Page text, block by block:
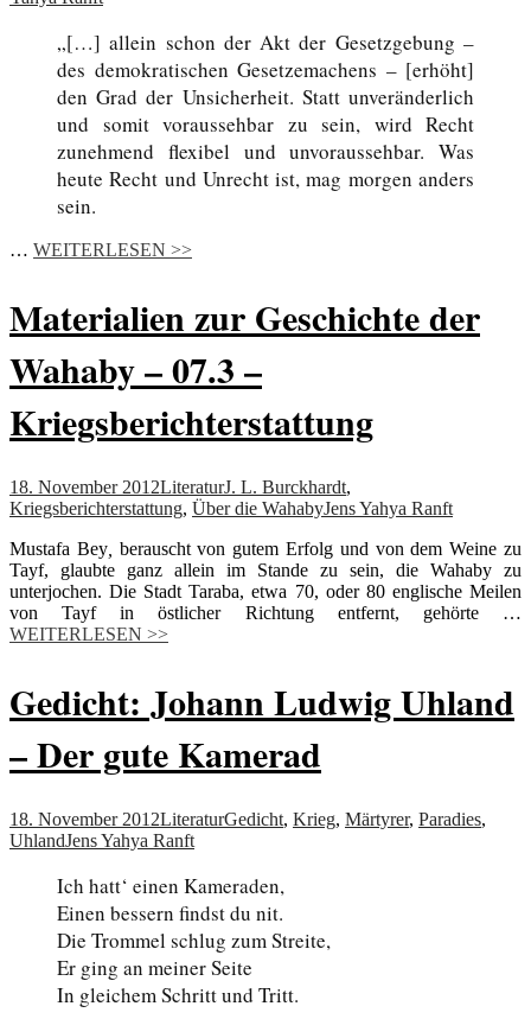
„[…] allein schon der Akt der Gesetzgebung –
des demokratischen Gesetzemachens – [erhöht]
den Grad der Unsicherheit. Statt unveränderlich
und somit voraussehbar zu sein, wird Recht
zunehmend flexibel und unvoraussehbar. Was
heute Recht und Unrecht ist, mag morgen anders
sein.
… WEITERLESEN >>
Materialien zur Geschichte der
Wahaby – 07.3 –
Kriegsberichterstattung
18. November 2012LiteraturJ. L. Burckhardt,
Kriegsberichterstattung, Über die WahabyJens Yahya Ranft
Mustafa Bey, berauscht von gutem Erfolg und von dem Weine zu
Tayf, glaubte ganz allein im Stande zu sein, die Wahaby zu
unterjochen. Die Stadt Taraba, etwa 70, oder 80 englische Meilen
von Tayf in östlicher Richtung entfernt, gehörte …
WEITERLESEN >>
Gedicht: Johann Ludwig Uhland
– Der gute Kamerad
18. November 2012LiteraturGedicht, Krieg, Märtyrer, Paradies,
UhlandJens Yahya Ranft
Ich hatt‘ einen Kameraden,
Einen bessern findst du nit.
Die Trommel schlug zum Streite,
Er ging an meiner Seite
In gleichem Schritt und Tritt.